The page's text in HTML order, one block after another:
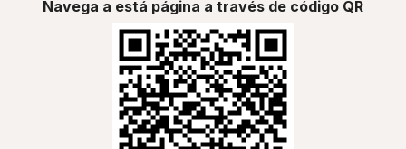
Navega a está página a través de código QR